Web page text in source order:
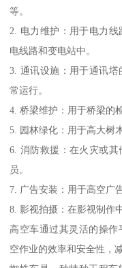
等。
2. 电力维护：用于电力
电线路和变电站中。
3. 通讯设施：用于通讯
常运行。
4. 桥梁维护：用于桥梁的
5. 园林绿化：用于高大树
6. 消防救援：在火灾或
员。
7. 广告安装：用于高空广
8. 影视拍摄：在影视制作
高空车通过其灵活的操
空作业的效率和安全性，